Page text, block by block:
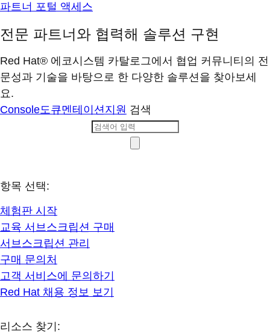
파트너 포털 액세스
전문 파트너와 협력해 솔루션 구현
Red Hat® 에코시스템 카탈로그에서 협업 커뮤니티의 전
문성과 기술을 바탕으로 한 다양한 솔루션을 찾아보세
요.
Console도큐멘테이션지원 검색
항목 선택:
체험판 시작
교육 서브스크립션 구매
서브스크립션 관리
구매 문의처
고객 서비스에 문의하기
Red Hat 채용 정보 보기
리소스 찾기: